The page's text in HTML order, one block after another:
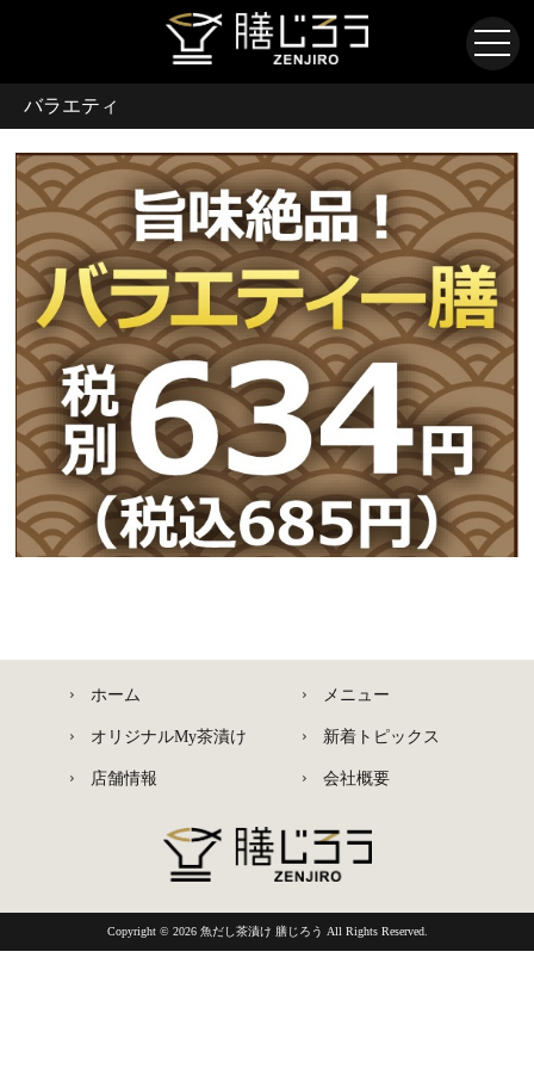
バラエティ
ホーム メニュー
オリジナルMy茶漬け 新着トピックス
店舗情報 会社概要
Copyright © 2026 魚だし茶漬け 膳じろう All Rights Reserved.